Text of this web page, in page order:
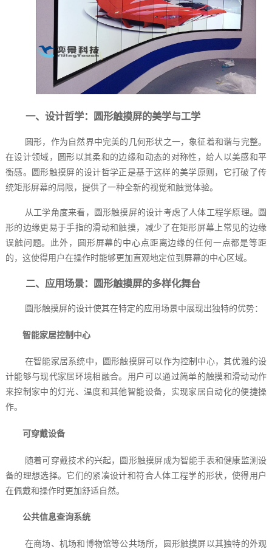
一、设计哲学：圆形触摸屏的美学与工学
圆形，作为自然界中完美的几何形状之一，象征着和谐与完整。
在设计领域，圆形以其柔和的边缘和动态的对称性，给人以美感和平
衡感。圆形触摸屏的设计哲学正是基于这样的美学原则，它打破了传
统矩形屏幕的局限，提供了一种全新的视觉和触觉体验。
从工学角度来看，圆形触摸屏的设计考虑了人体工程学原理。圆
形的边缘更易于手指的滑动和触摸，减少了在矩形屏幕上常见的边缘
误触问题。此外，圆形屏幕的中心点距离边缘的任何一点都是等距
的，这使得用户在操作时能够更加直观地定位到屏幕的中心区域。
二、应用场景：圆形触摸屏的多样化舞台
圆形触摸屏的设计使其在特定的应用场景中展现出独特的优势：
智能家居控制中心
在智能家居系统中，圆形触摸屏可以作为控制中心，其优雅的设
计能够与现代家居环境相融合。用户可以通过简单的触摸和滑动动作
来控制家中的灯光、温度和其他智能设备，实现家居自动化的便捷操
作。
可穿戴设备
随着可穿戴技术的兴起，圆形触摸屏成为智能手表和健康监测设
备的理想选择。它们的紧凑设计和符合人体工程学的形状，使得用户
在佩戴和操作时更加舒适自然。
公共信息查询系统
在商场、机场和博物馆等公共场所，圆形触摸屏以其独特的外观